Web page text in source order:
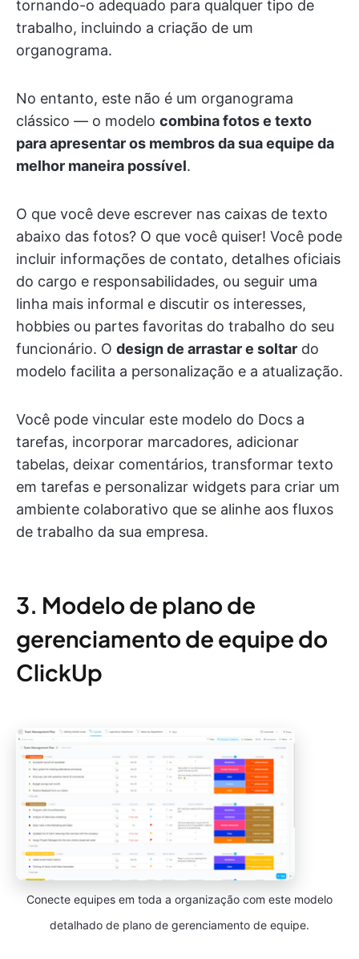
tornando-o adequado para qualquer tipo de
trabalho, incluindo a criação de um
organograma.
No entanto, este não é um organograma
clássico — o modelo combina fotos e texto
para apresentar os membros da sua equipe da
melhor maneira possível.
O que você deve escrever nas caixas de texto
abaixo das fotos? O que você quiser! Você pode
incluir informações de contato, detalhes oficiais
do cargo e responsabilidades, ou seguir uma
linha mais informal e discutir os interesses,
hobbies ou partes favoritas do trabalho do seu
funcionário. O design de arrastar e soltar do
modelo facilita a personalização e a atualização.
Você pode vincular este modelo do Docs a
tarefas, incorporar marcadores, adicionar
tabelas, deixar comentários, transformar texto
em tarefas e personalizar widgets para criar um
ambiente colaborativo que se alinhe aos fluxos
de trabalho da sua empresa.
3. Modelo de plano de
gerenciamento de equipe do
ClickUp
Conecte equipes em toda a organização com este modelo
detalhado de plano de gerenciamento de equipe.